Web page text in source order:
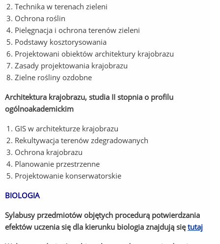
Technika w terenach zieleni
Ochrona roślin
Pielęgnacja i ochrona terenów zieleni
Podstawy kosztorysowania
Projektowani obiektów architektury krajobrazu
Zasady projektowania krajobrazu
Zielne rośliny ozdobne
Architektura krajobrazu, studia II stopnia o profilu
ogólnoakademickim
GIS w architekturze krajobrazu
Rekultywacja terenów zdegradowanych
Ochrona krajobrazu
Planowanie przestrzenne
Projektowanie konserwatorskie
BIOLOGIA
Sylabusy przedmiotów objętych procedurą potwierdzania
efektów uczenia się dla kierunku biologia znajdują siętutaj